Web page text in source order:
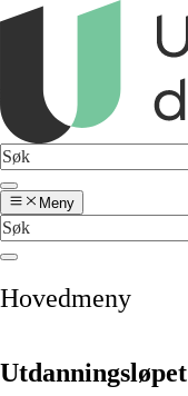
Meny
Hovedmeny
Utdanningsløpet